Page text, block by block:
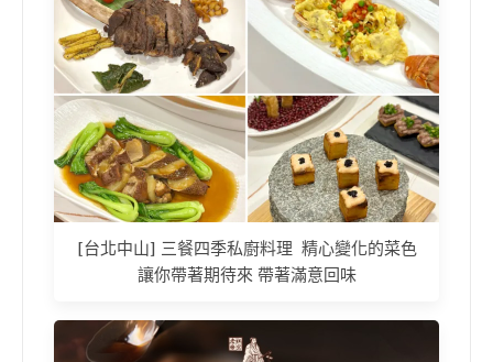
[台北中山] 三餐四季私廚料理 精心變化的菜色
讓你帶著期待來 帶著滿意回味